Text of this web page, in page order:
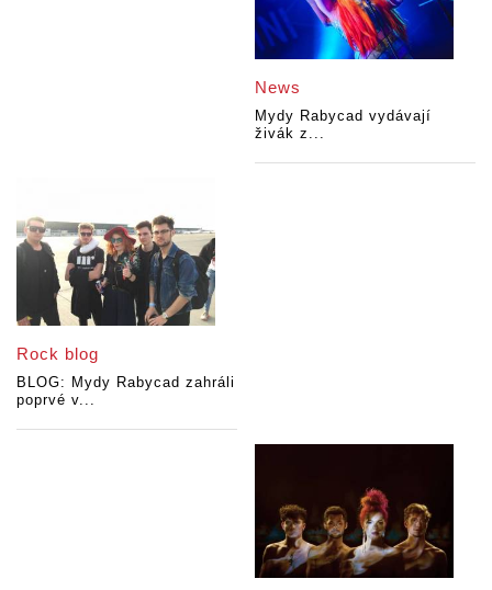
News
Mydy Rabycad vydávají
živák z...
Rock blog
BLOG: Mydy Rabycad zahráli
poprvé v...